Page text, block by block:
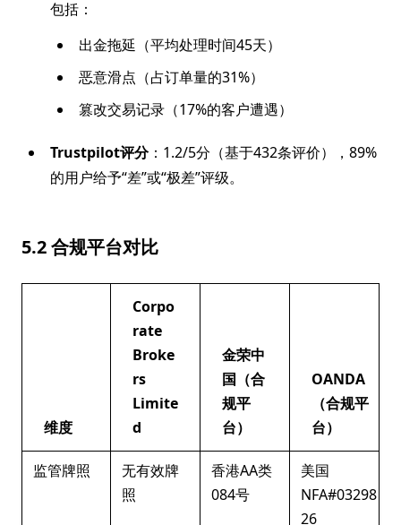
包括：
出金拖延（平均处理时间45天）
恶意滑点（占订单量的31%）
篡改交易记录（17%的客户遭遇）
Trustpilot评分：1.2/5分（基于432条评价），89%
的用户给予“差”或“极差”评级。
5.2 合规平台对比
维度
Corpo
rate
Broke
rs
Limite
d
金荣中
国（合
规平
台）
OANDA
（合规平
台）
监管牌照
无有效牌
照
香港AA类
084号
美国
NFA#03298
26